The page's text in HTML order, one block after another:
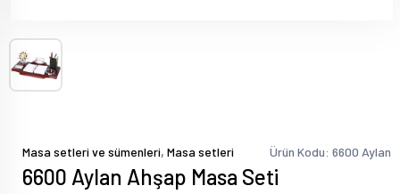
Masa setleri ve sümenleri, Masa setleri Ürün Kodu: 6600 Aylan
6600 Aylan Ahşap Masa Seti